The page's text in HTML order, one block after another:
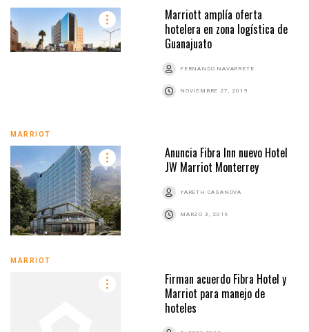
Marriott amplía oferta
hotelera en zona logística de
Guanajuato
FERNANDO NAVARRETE
NOVIEMBRE 27, 2019
MARRIOT
Anuncia Fibra Inn nuevo Hotel
JW Marriot Monterrey
YARETH CASANOVA
MARZO 3, 2016
MARRIOT
Firman acuerdo Fibra Hotel y
Marriot para manejo de
hoteles